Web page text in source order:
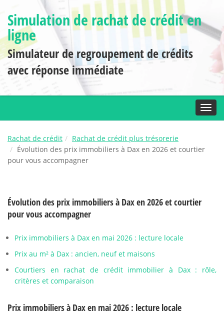
Simulation de rachat de crédit en
ligne
Simulateur de regroupement de crédits
avec réponse immédiate
Rachat de crédit
Rachat de crédit plus trésorerie
Évolution des prix immobiliers à Dax en 2026 et courtier
pour vous accompagner
Évolution des prix immobiliers à Dax en 2026 et courtier
pour vous accompagner
Prix immobiliers à Dax en mai 2026 : lecture locale
Prix au m² à Dax : ancien, neuf et maisons
Courtiers en rachat de crédit immobilier à Dax : rôle,
critères et comparaison
Prix immobiliers à Dax en mai 2026 : lecture locale